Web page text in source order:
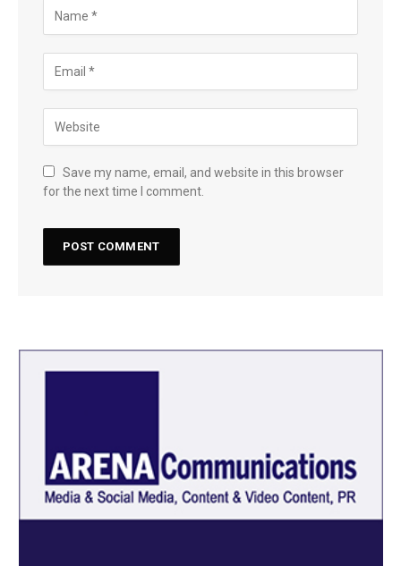
Save my name, email, and website in this browser
for the next time I comment.